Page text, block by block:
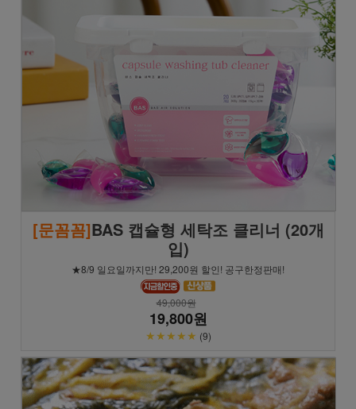
[문꼼꼼]BAS 캡슐형 세탁조 클리너 (20개
입)
★8/9 일요일까지만! 29,200원 할인! 공구한정판매!
49,000원
19,800원
★★★★★ (9)